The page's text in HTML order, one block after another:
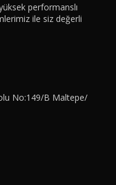
performanslı
ile siz değerli
No:149/B Maltepe/